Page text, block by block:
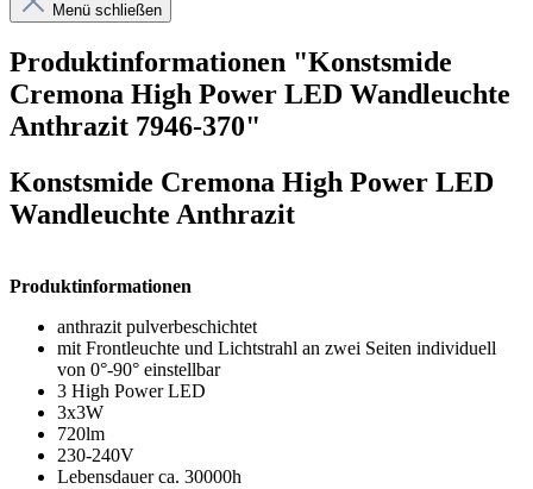
Menü schließen
Produktinformationen "Konstsmide
Cremona High Power LED Wandleuchte
Anthrazit 7946-370"
Konstsmide Cremona High Power LED
Wandleuchte Anthrazit
Produktinformationen
anthrazit pulverbeschichtet
mit Frontleuchte und Lichtstrahl an zwei Seiten individuell
von 0°-90° einstellbar
3 High Power LED
3x3W
720lm
230-240V
Lebensdauer ca. 30000h